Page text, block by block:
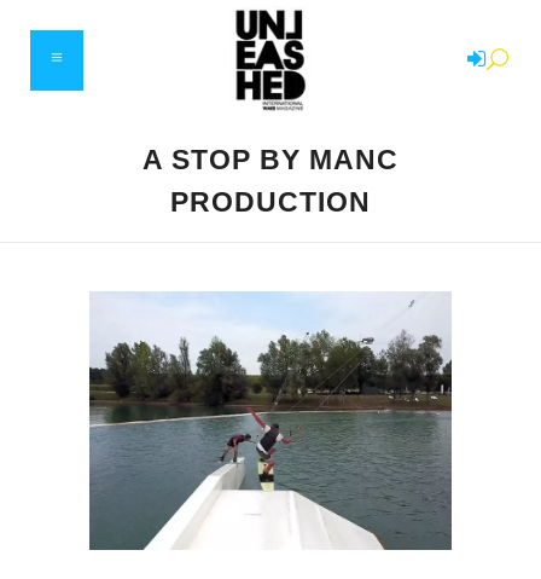
A STOP BY MANC
PRODUCTION